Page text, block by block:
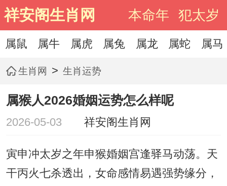
祥安阁生肖网 本命年 犯太岁
属鼠 属牛 属虎 属兔 属龙 属蛇 属马
生肖网 > 生肖运势
属猴人2026婚姻运势怎么样呢
2026-05-03 祥安阁生肖网
寅申冲太岁之年申猴婚姻宫逢驿马动荡。天
干丙火七杀透出，女命感情易遇强势缘分，